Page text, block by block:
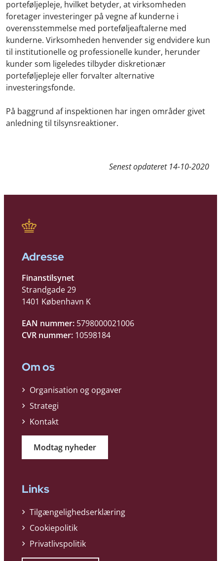
porteføljepleje, hvilket betyder, at virksomheden
foretager investeringer på vegne af kunderne i
overensstemmelse med porteføljeaftalerne med
kunderne. Virksomheden henvender sig endvidere kun
til institutionelle og professionelle kunder, herunder
kunder som ligeledes tilbyder diskretionær
porteføljepleje eller forvalter alternative
investeringsfonde.
På baggrund af inspektionen har ingen områder givet
anledning til tilsynsreaktioner.
Senest opdateret 14-10-2020
Adresse
Finanstilsynet
Strandgade 29
1401 København K
EAN nummer: 5798000021006
CVR nummer: 10598184
Om os
Organisation og opgaver
Strategi
Kontakt
Modtag nyheder
Links
Tilgængelighedserklæring
Cookiepolitik
Privatlivspolitik